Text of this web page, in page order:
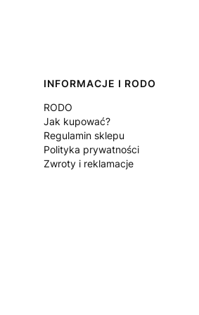
INFORMACJE I RODO
RODO
Jak kupować?
Regulamin sklepu
Polityka prywatności
Zwroty i reklamacje